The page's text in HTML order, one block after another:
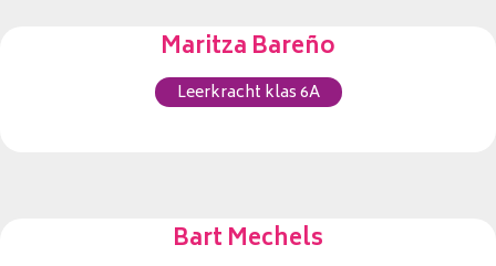
Maritza Bareño
Leerkracht klas 6A
Bart Mechels